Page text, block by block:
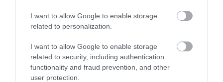
I want to allow Google to enable storage
related to personalization.
I want to allow Google to enable storage
related to security, including authentication
functionality and fraud prevention, and other
user protection.
σκάφος τουριστών – Δείτε βίντεο
07.08.2026 | 11:30
Συναγερμός στην Εύβοια: Στιγμές
αγωνίας για ιστιοφόρο με ξένους
επιβάτες
Το evima.gr
πυροσβεστικά
οχήματα έφτασαν στην
Εύβοια! Που θα δοθούν
από 1.000 στρέμματα
στο Νησί – Νέες εικόνες